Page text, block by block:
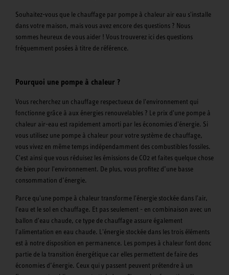
Souhaitez-vous que le chauffage par pompe à chaleur air eau s'installe
dans votre maison, mais vous avez encore des questions ? Nous
sommes heureux de vous aider ! Vous trouverez ici des questions
fréquemment posées à titre de référence.
Pourquoi une pompe à chaleur ?
Vous recherchez un chauffage respectueux de l'environnement qui
fonctionne grâce à aux énergies renouvelables ? Le prix d'une pompe à
chaleur air-eau est rapidement amorti par les économies d'énergie. Si
vous utilisez une pompe à chaleur pour votre système de chauffage,
vous vivez en même temps indépendamment des combustibles fossiles.
C'est ainsi que vous réduisez les émissions de CO2 et faites quelque chose
de bien pour l'environnement. De plus, vous profitez d’une basse
consommation d’énergie.
Parce qu'une pompe à chaleur transforme l'énergie stockée dans l'air,
l'eau et le sol en chauffage. Et pas seulement - en combinaison avec un
ballon d'eau chaude, ce type de chauffage assure également
l'alimentation en eau chaude. L'énergie stockée dans les trois éléments
est à notre disposition en permanence. Les pompes à chaleur font donc
partie de la transition énergétique car elles permettent de faire des
économies d’énergie. Ceux qui y passent peuvent prétendre à un